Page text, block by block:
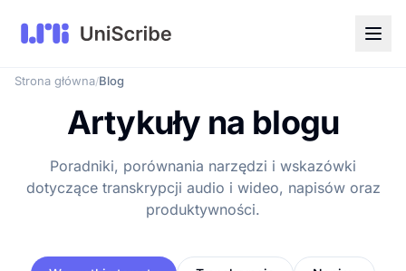
Strona główna/Blog
Artykuły na blogu
Poradniki, porównania narzędzi i wskazówki
dotyczące transkrypcji audio i wideo, napisów oraz
produktywności.